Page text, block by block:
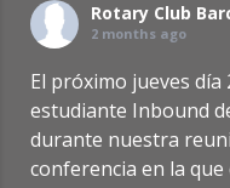
Rotary Club
2 months ago
El próximo jueves
estudiante Inbound
durante nuestra
conferencia en la